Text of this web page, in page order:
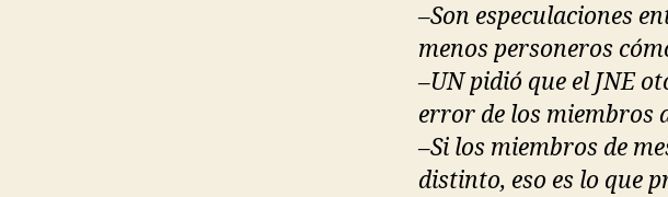
–Son especulaciones
menos personeros
–UN pidió que el JNE
error de los miembros
–Si los miembros de
distinto, eso es lo que